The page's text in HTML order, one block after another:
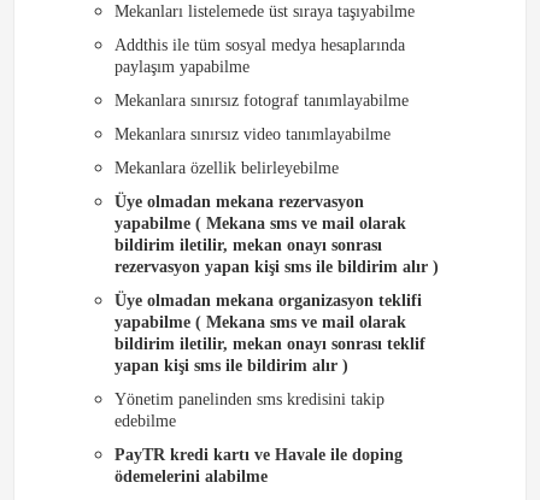
Mekanları listelemede üst sıraya taşıyabilme
Addthis ile tüm sosyal medya hesaplarında
paylaşım yapabilme
Mekanlara sınırsız fotograf tanımlayabilme
Mekanlara sınırsız video tanımlayabilme
Mekanlara özellik belirleyebilme
Üye olmadan mekana rezervasyon
yapabilme ( Mekana sms ve mail olarak
bildirim iletilir, mekan onayı sonrası
rezervasyon yapan kişi sms ile bildirim alır )
Üye olmadan mekana organizasyon teklifi
yapabilme ( Mekana sms ve mail olarak
bildirim iletilir, mekan onayı sonrası teklif
yapan kişi sms ile bildirim alır )
Yönetim panelinden sms kredisini takip
edebilme
PayTR kredi kartı ve Havale ile doping
ödemelerini alabilme